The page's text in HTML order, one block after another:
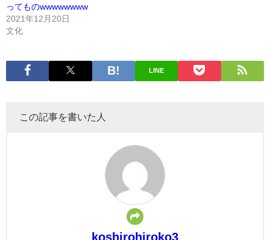
ってものwwwwwwww
2021年12月20日
文化
LINE
この記事を書いた人
koshirohiroko3